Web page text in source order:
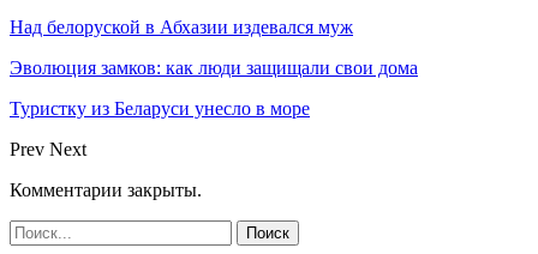
Над белоруской в Абхазии издевался муж
Эволюция замков: как люди защищали свои дома
Туристку из Беларуси унесло в море
Prev Next
Комментарии закрыты.